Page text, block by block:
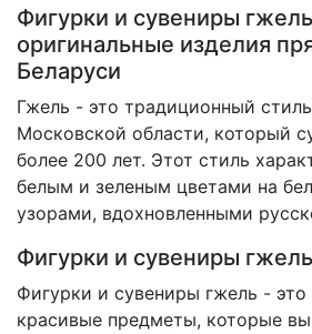
Фигурки и сувениры
оригинальные изделия
Беларуси
Гжель - это традиционный
Московской области, который
более 200 лет. Этот стиль
белым и зеленым цветами на
узорами, вдохновленными
Фигурки и сувениры гжель
Фигурки и сувениры гжель - это
красивые предметы, которые